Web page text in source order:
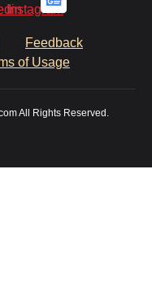
Feedback
of Usage
All Rights Reserved.